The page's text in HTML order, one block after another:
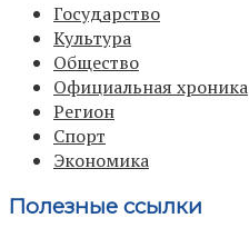
Государство
Культура
Общество
Официальная хроника
Регион
Спорт
Экономика
Полезные ссылки